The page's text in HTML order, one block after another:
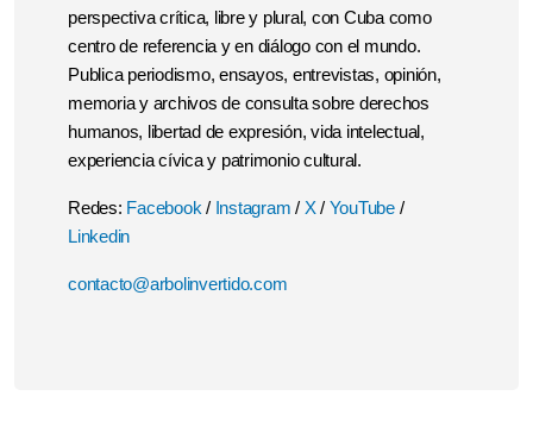
perspectiva crítica, libre y plural, con Cuba como
centro de referencia y en diálogo con el mundo.
Publica periodismo, ensayos, entrevistas, opinión,
memoria y archivos de consulta sobre derechos
humanos, libertad de expresión, vida intelectual,
experiencia cívica y patrimonio cultural.
Redes: Facebook / Instagram / X/ YouTube /
Linkedin
contacto@arbolinvertido.com